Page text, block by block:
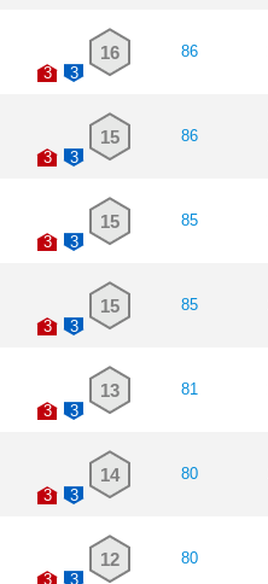
3 3
16 86
3 3
15 86
3 3
15 85
3 3
15 85
3 3
13 81
3 3
14 80
3 3
12 80